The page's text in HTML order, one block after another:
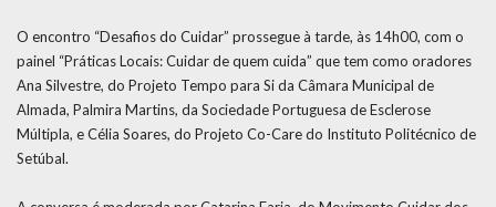
O encontro “Desafios do Cuidar” prossegue à tarde, às 14h00, com o
painel “Práticas Locais: Cuidar de quem cuida” que tem como oradores
Ana Silvestre, do Projeto Tempo para Si da Câmara Municipal de
Almada, Palmira Martins, da Sociedade Portuguesa de Esclerose
Múltipla, e Célia Soares, do Projeto Co-Care do Instituto Politécnico de
Setúbal.